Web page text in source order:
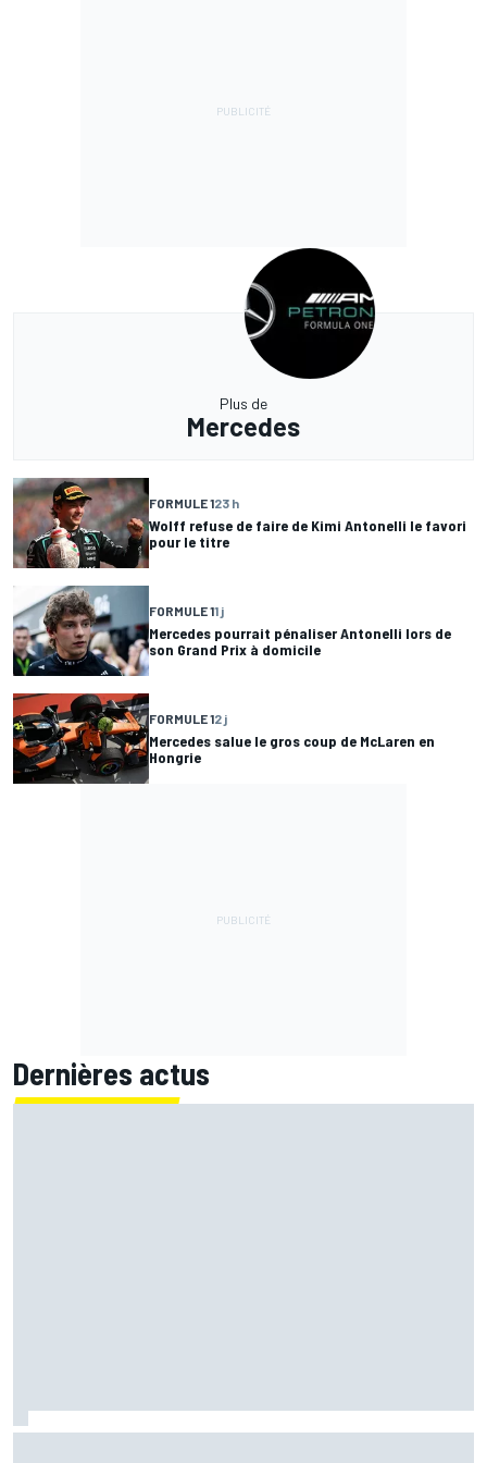
Plus de
Mercedes
FORMULE 123 h
Wolff refuse de faire de Kimi Antonelli le favori
pour le titre
FORMULE 11 j
Mercedes pourrait pénaliser Antonelli lors de
son Grand Prix à domicile
FORMULE 12 j
Mercedes salue le gros coup de McLaren en
Hongrie
Dernières actus